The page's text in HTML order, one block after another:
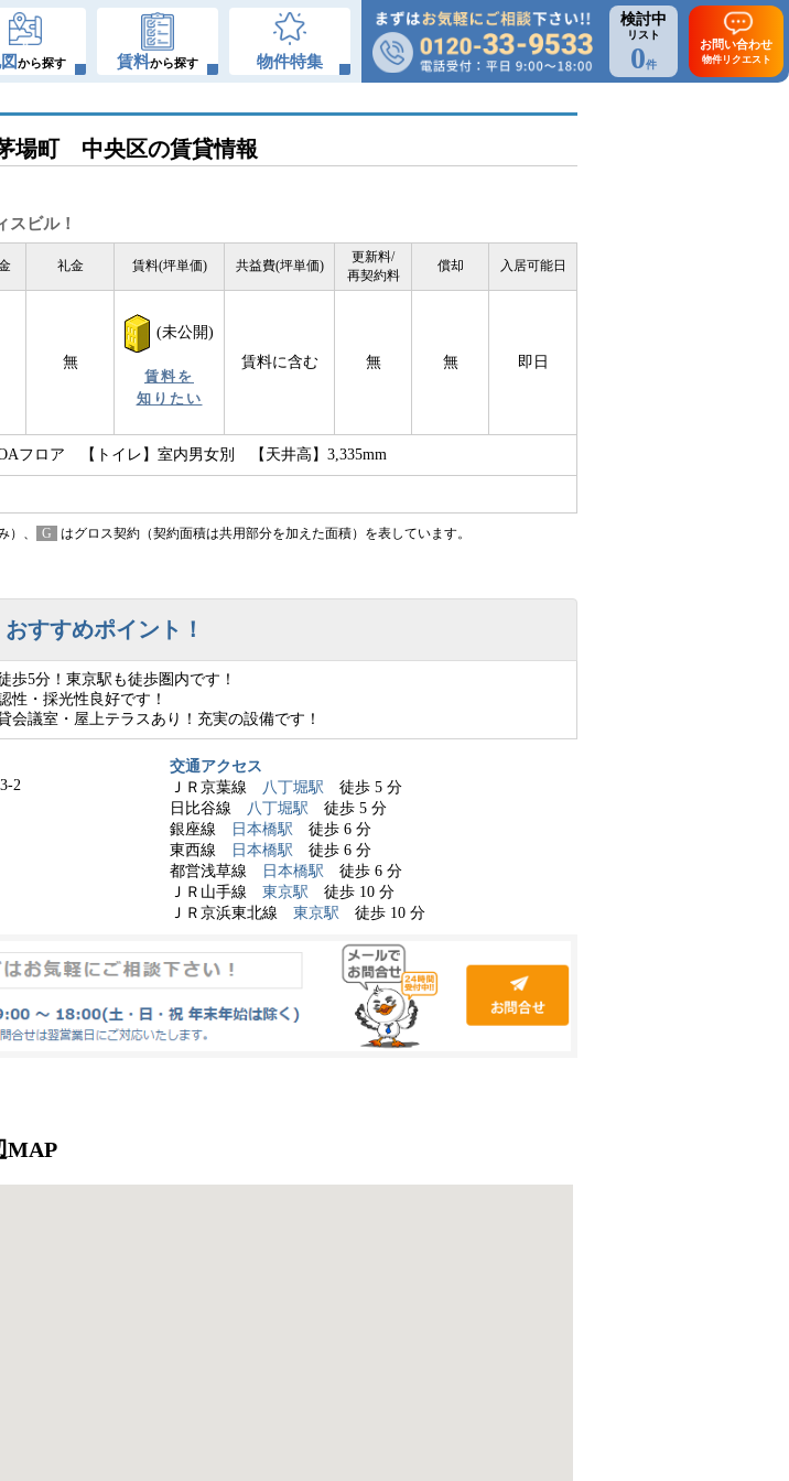
から探す 賃料から探す 物件特集
検討中
リスト
0件
お問い合わせ
物件リクエスト
場町 中央区の賃貸情報
スビル！
礼金 賃料(坪単価) 共益費(坪単価)
更新料/
再契約料
償却 入居可能日
無
(未公開)
賃料を
知りたい
賃料に含む 無 無 即日
フロア 【トイレ】室内男女別 【天井高】3,335mm
）、 G はグロス契約（契約面積は共用部分を加えた面積）を表しています。
おすすめポイント！
歩5分！東京駅も徒歩圏内です！
性・採光性良好です！
会議室・屋上テラスあり！充実の設備です！
2
交通アクセス
ＪＲ京葉線
八丁堀駅 徒歩 5 分
日比谷線
八丁堀駅 徒歩 5 分
銀座線
日本橋駅 徒歩 6 分
東西線
日本橋駅 徒歩 6 分
都営浅草線
日本橋駅 徒歩 6 分
ＪＲ山手線 東京駅 徒歩 10 分
ＪＲ京浜東北線 東京駅 徒歩 10 分
MAP